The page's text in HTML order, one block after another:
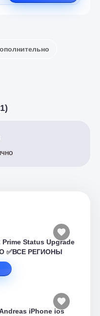
Prime Status Upgrade
✅ВСЕ РЕГИОНЫ
Andreas iPhone ios